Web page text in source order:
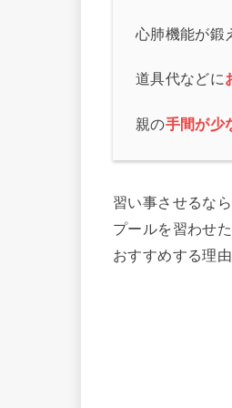
心肺機能が鍛
道具代などに
親の手間が少
習い事させるな
プールを習わせ
おすすめする理